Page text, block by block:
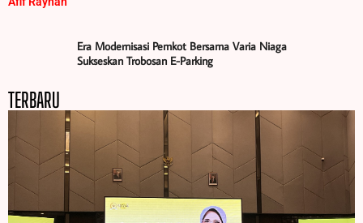
Era Modernisasi Pemkot Bersama Varia Niaga
Sukseskan Trobosan E-Parking
TERBARU